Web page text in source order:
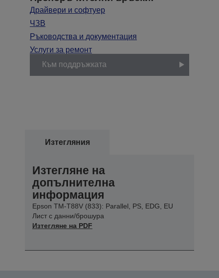
Драйвери и софтуер
ЧЗВ
Ръководства и документация
Услуги за ремонт
Към поддръжката
Изтегляния
Изтегляне на
допълнителна
информация
Epson TM-T88V (833): Parallel, PS, EDG, EU
Лист с данни/брошура
Изтегляне на PDF